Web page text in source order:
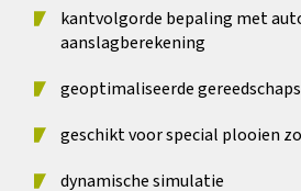
kantvolgorde bepaling met
aanslagberekening
geoptimaliseerde
geschikt voor special plooien
dynamische simulatie